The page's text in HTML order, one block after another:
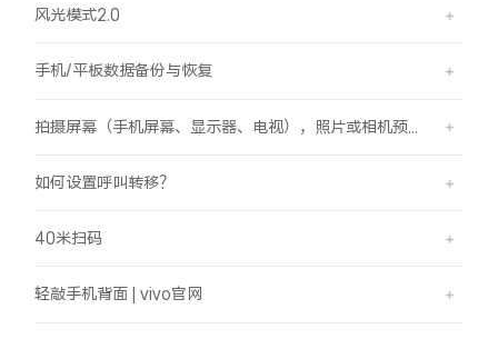
风光模式2.0
手机/平板数据备份与恢复
如何设置呼叫转移？
40米扫码
轻敲手机背面 | vivo官网